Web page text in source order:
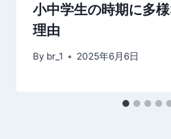
小中学生の時期に多
理由
By br_1 2025年6月6日